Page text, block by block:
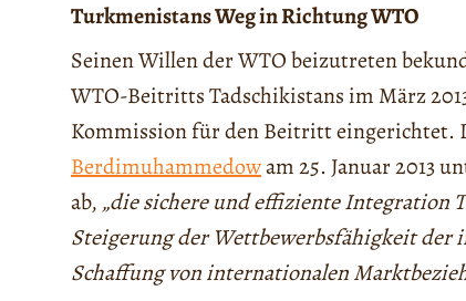
Turkmenistans Weg in Richtung WTO
Seinen Willen der WTO beizutreten
WTO-Beitritts Tadschikistans im März
Kommission für den Beitritt eingerichtet.
Berdimuhammedowam 25. Januar 2013
ab,„die sichere und effiziente Integration
Steigerung der Wettbewerbsfähigkeit
Schaffung von internationalen